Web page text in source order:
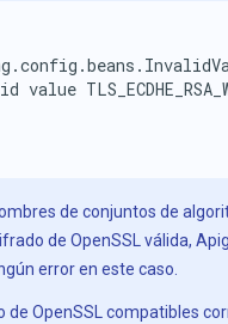
value
de conjuntos de
de OpenSSL válida,
error en este caso.
de OpenSSL compatibles